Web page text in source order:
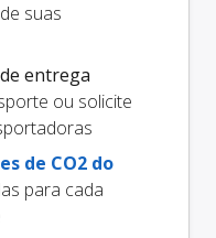
de suas
entrega
ou solicite
de CO2 do
para cada